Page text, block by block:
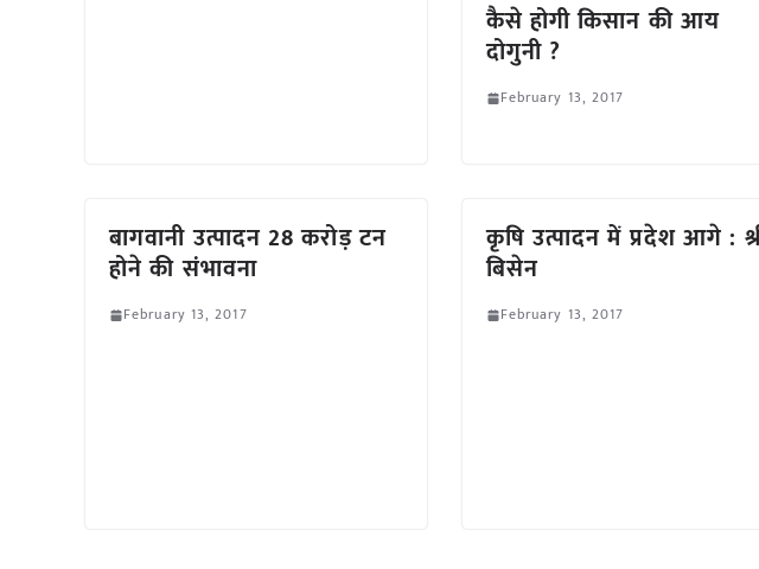
कैसे होगी किसान की आय
दोगुनी ?
February 13, 2017
बागवानी उत्पादन 28 करोड़ टन
होने की संभावना
February 13, 2017
कृषि उत्पादन में प्रदेश आगे :
बिसेन
February 13, 2017